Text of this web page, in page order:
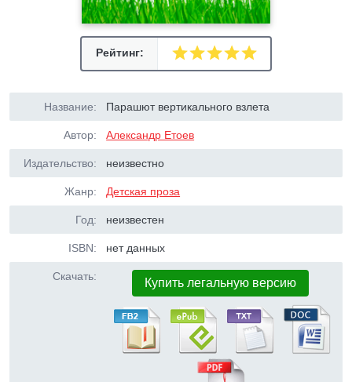
Рейтинг:
Название: Парашют вертикального взлета
Автор: Александр Етоев
Издательство: неизвестно
Жанр: Детская проза
Год: неизвестен
ISBN: нет данных
Скачать: Купить легальную версию